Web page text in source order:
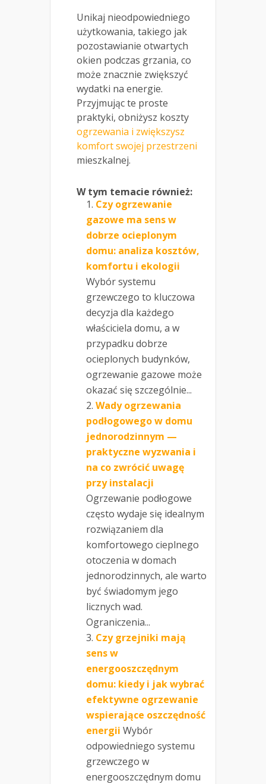
Unikaj nieodpowiedniego
użytkowania, takiego jak
pozostawianie otwartych
okien podczas grzania, co
może znacznie zwiększyć
wydatki na energie.
Przyjmując te proste
praktyki, obniżysz koszty
ogrzewania i zwiększysz
komfort swojej przestrzeni
mieszkalnej.
W tym temacie również:
Czy ogrzewanie
gazowe ma sens w
dobrze ocieplonym
domu: analiza kosztów,
komfortu i ekologii
Wybór systemu
grzewczego to kluczowa
decyzja dla każdego
właściciela domu, a w
przypadku dobrze
ocieplonych budynków,
ogrzewanie gazowe może
okazać się szczególnie...
Wady ogrzewania
podłogowego w domu
jednorodzinnym —
praktyczne wyzwania i
na co zwrócić uwagę
przy instalacji
Ogrzewanie podłogowe
często wydaje się idealnym
rozwiązaniem dla
komfortowego cieplnego
otoczenia w domach
jednorodzinnych, ale warto
być świadomym jego
licznych wad.
Ograniczenia...
Czy grzejniki mają
sens w
energooszczędnym
domu: kiedy i jak wybrać
efektywne ogrzewanie
wspierające oszczędność
energii Wybór
odpowiedniego systemu
grzewczego w
energooszczędnym domu